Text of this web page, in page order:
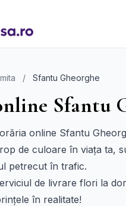
/ Sfantu Gheorghe
Sfantu
online Sfantu
de culoare în viața ta,
petrecut în trafic.
de livrare flori la
în realitate!